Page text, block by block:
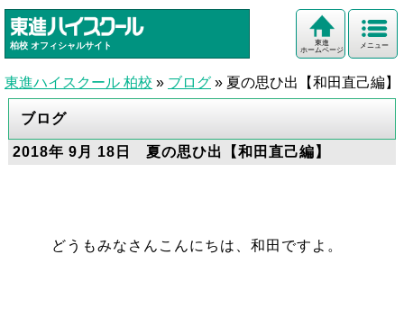
柏校 オフィシャルサイト メニュー
東進
ホームページ
東進ハイスクール 柏校 » ブログ » 夏の思ひ出【和田直己編】
ブログ
2018年 9月 18日 夏の思ひ出【和田直己編】
どうもみなさんこんにちは、和田ですよ。